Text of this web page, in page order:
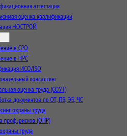
аттестация
оценка квалификации
НОСТРОЙ
в СРО
в НРС
ИСО/ISO
консалтинг
оценка труда (СОУТ)
документов по ОТ, ПБ, ЭБ, ЧС
охраны труда
проф. рисков (ОПР)
труда